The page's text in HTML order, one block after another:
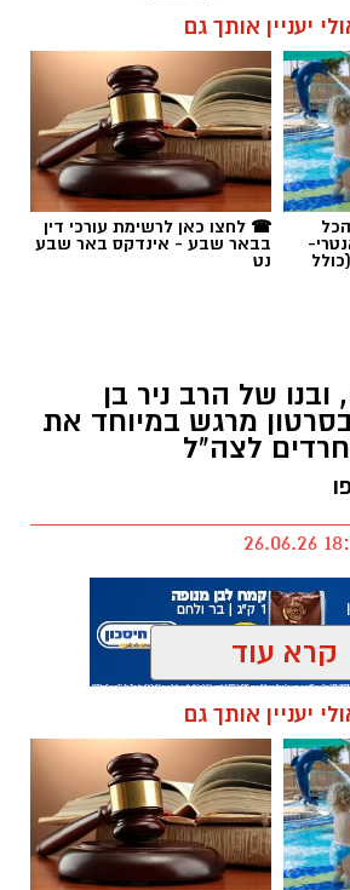
בבאר שבע
של באר שבע נט לחצו כאן
יוצרים ועושים מאמץ לאתר את
המגיעים לידינו. אם זיהיתים
לכם זכויות בו, אתם רשאים
לחדול מהשימוש באמצעות
יעניין אותך גם
☎ לחצו כאן לרשימת עורכי דין
בבאר שבע - אינדקס באר שבע
נט
ובנו של הרב ניר בן
מרגש במיוחד את
לצה"ל
קרא עוד
יעניין אותך גם